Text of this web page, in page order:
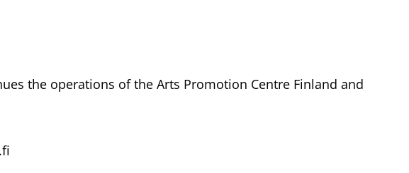
the operations of the Arts Promotion Centre Finland and